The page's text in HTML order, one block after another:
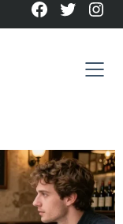
Facebook
Twitter